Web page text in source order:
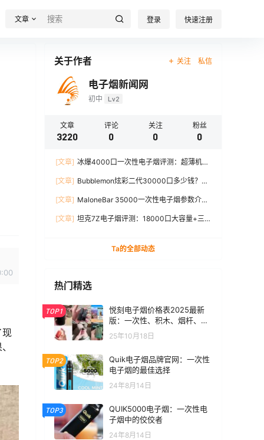
文章 登录 快速注册
现
关于作者 关注 私信
电子烟新闻网
初中 Lv2
文章
3220
评论
0
关注
0
粉丝
0
[文章] 冰爆4000口一次性电子烟评测：超薄机
[文章] Bubblemon炫彩二代30000口多少钱？最
[文章] MaloneBar 35000一次性电子烟参数介
[文章] 坦克7Z电子烟评测：18000口大容量+三
Ta的全部动态
热门精选
TOP1
悦刻电子烟价格表2025最新
版：一次性、积木、烟杆、烟
弹全价位汇总
25年10月18日
TOP2
Quik电子烟品牌官网：一次性
电子烟的最佳选择
24年8月14日
TOP3
QUIK5000电子烟：一次性电
子烟中的佼佼者
24年8月14日